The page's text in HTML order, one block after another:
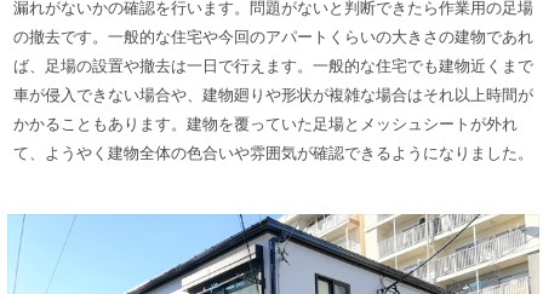
漏れがないかの確認を行います。 問題がないと判断できたら作業用の足場
の撤去です。一般的な住宅や今回のアパートくらいの大きさの建物であれ
ば、足場の設置や撤去は一日で行えます。 一般的な住宅でも建物近くまで
車が侵入できない場合や、建物廻りや形状が複雑な場合はそれ以上時間が
かかることもあります。 建物を覆っていた足場とメッシュシートが外れ
て、ようやく建物全体の色合いや雰囲気が確認できるようになりました。